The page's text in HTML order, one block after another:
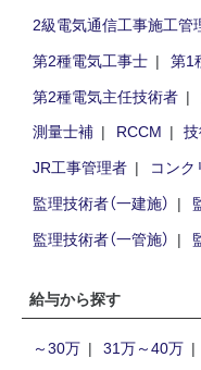
2級電気通信工事施工管
第2種電気工事士
第1
第2種電気主任技術者
測量士補
RCCM
JR工事管理者
コン
監理技術者（一建施）
監理技術者（一管施）
給与から探す
～30万 31万～40万